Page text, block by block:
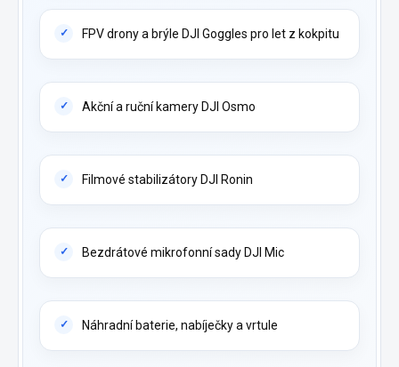
FPV drony a brýle DJI Goggles pro let z kokpitu
Akční a ruční kamery DJI Osmo
Filmové stabilizátory DJI Ronin
Bezdrátové mikrofonní sady DJI Mic
Náhradní baterie, nabíječky a vrtule